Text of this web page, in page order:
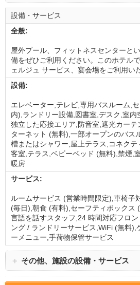
設備・サービス
全般:
屋外プール、フィットネスセンターと
備をぜひご利用ください。このホテル
ェルジュ サービス、宴会場をご利用い
設備:
エレベーター,テレビ,専用バスルーム,
内),ランドリー設備,図書室,デスク,室内
独立した応接エリア,防音室,遮光カー
ターネット (無料),一部オープンのバス
槽またはシャワー,屋上テラス,コネクテ
客室,テラス,ベビーベッド (無料),禁煙,
暖房
サービス:
ルームサービス (営業時間限定),車椅子
(毎日),朝食 (有料),セーフティボックス
言語を話すスタッフ,24 時間対応フロ
ング / ランドリーサービス,WiFi (無料),
ーメニュー,手荷物保管サービス
＋ その他、施設の設備・サービス